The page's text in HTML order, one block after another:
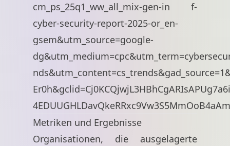
cm_ps_25q1_ww_all_mix-gen-in f-
cyber-security-report-2025-or_en-
gsem&utm_source=google-
Metriken und Ergebnisse
Organisationen, die ausgelagerte